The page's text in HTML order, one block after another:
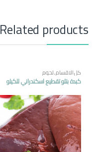
Related products
كل الاقسام,لحوم
كبدة بتلو تقطيع اسكندراني للكيلو